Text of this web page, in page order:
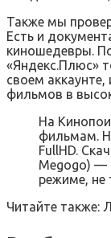
Также мы
Есть и
киношедевры.
«Яндекс.Плюс»
своем
фильмов в
На
фильмам.
FullHD.
Megogo) —
режиме, не
Читайте также: